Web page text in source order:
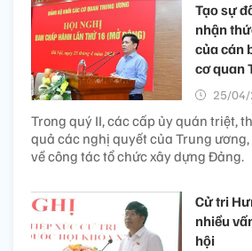
Tạo sự
nhận
của cán
cơ quan
25/04/
Trong quý II, các cấp ủy quán triệt,
quả các nghị quyết của Trung
về công tác tổ chức xây dựng Đảng.
Cử tri
nhiều
hội